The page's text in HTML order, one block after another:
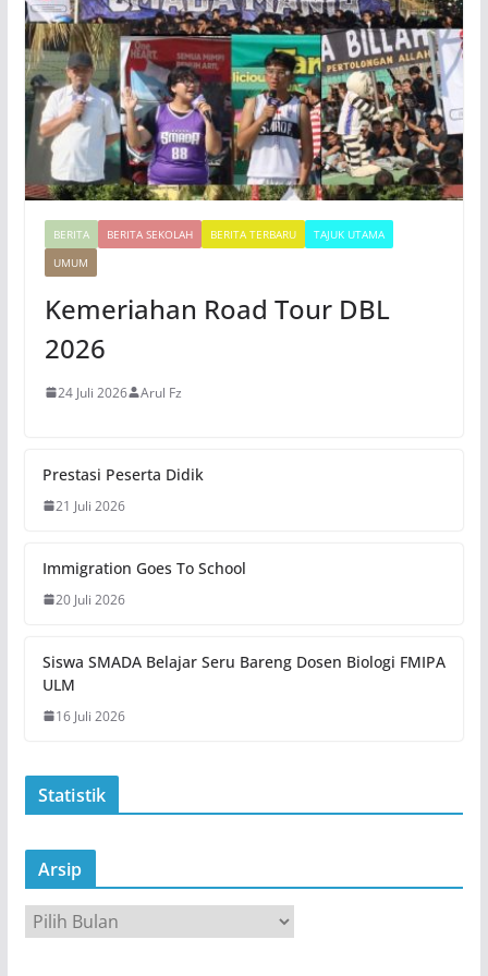
BERITA BERITA SEKOLAH BERITA TERBARU
TAJUK UTAMA
UMUM
Kemeriahan Road Tour DBL
2026
24 Juli 2026 Arul Fz
Prestasi Peserta Didik
21 Juli 2026
Immigration Goes To School
20 Juli 2026
Siswa SMADA Belajar Seru Bareng Dosen Biologi FMIPA
ULM
16 Juli 2026
Statistik
Arsip
r